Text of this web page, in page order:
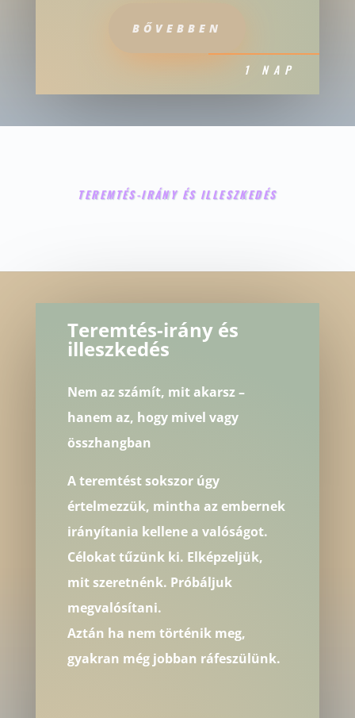
BŐVEBBEN
1 NAP
TEREMTÉS-IRÁNY ÉS ILLESZKEDÉS
Teremtés-irány és
illeszkedés
Nem az számít, mit akarsz –
hanem az, hogy mivel vagy
összhangban
A teremtést sokszor úgy
értelmezzük, mintha az embernek
irányítania kellene a valóságot.
Célokat tűzünk ki. Elképzeljük,
mit szeretnénk. Próbáljuk
megvalósítani.
Aztán ha nem történik meg,
gyakran még jobban ráfeszülünk.